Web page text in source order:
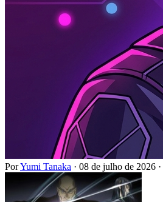
PorYumi Tanaka · 08 de julho de 2026 ·